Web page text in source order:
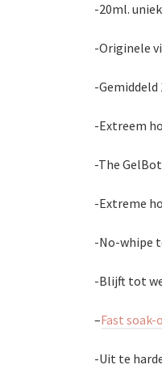
-20ml.
-Originele
-
-Extreem
-The
-Extreme
-No-whipe
-Blijft tot
–Fast soak-
-Uit te